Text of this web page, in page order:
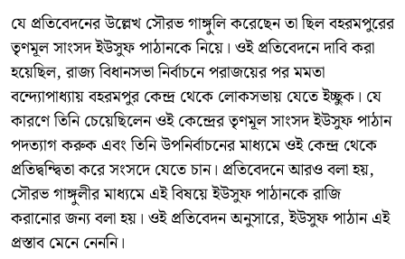
যে প্রতিবেদনের উল্লেখ সৌরভ গাঙ্গুলি করেছেন তা ছিল বহরমপুরের
তৃণমূল সাংসদ ইউসুফ পাঠানকে নিয়ে। ওই প্রতিবেদনে দাবি করা
হয়েছিল, রাজ্য বিধানসভা নির্বাচনে পরাজয়ের পর মমতা
বন্দ্যোপাধ্যায় বহরমপুর কেন্দ্র থেকে লোকসভায় যেতে ইচ্ছুক। যে
কারণে তিনি চেয়েছিলেন ওই কেন্দ্রের তৃণমূল সাংসদ ইউসুফ পাঠান
পদত্যাগ করুক এবং তিনি উপনির্বাচনের মাধ্যমে ওই কেন্দ্র থেকে
প্রতিদ্বন্দ্বিতা করে সংসদে যেতে চান। প্রতিবেদনে আরও বলা হয়,
সৌরভ গাঙ্গুলীর মাধ্যমে এই বিষয়ে ইউসুফ পাঠানকে রাজি
করানোর জন্য বলা হয়। ওই প্রতিবেদন অনুসারে, ইউসুফ পাঠান এই
প্রস্তাব মেনে নেননি।